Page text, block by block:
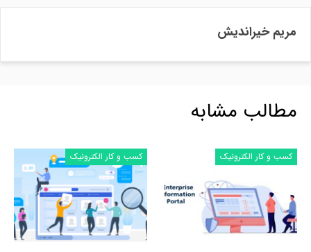
مریم خیراندیش
مطالب مشابه
کسب و کار الکترونیک کسب و کار الکترونیک